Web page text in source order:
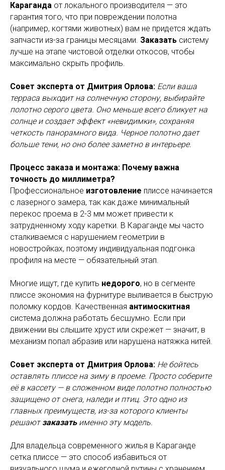
Караганда от локального производителя — это
гарантия того, что при повреждении полотна
(например, когтями животных) вам не придется ждать
запчасти из-за границы месяцами. Заказать систему
лучше на этапе чистовой отделки откосов, чтобы
максимально скрыть профиль.
Совет эксперта от Дмитрия Орлова: Если ваша
терраса выходит на солнечную сторону, выбирайте
полотно серого цвета. Оно меньше всего бликует на
солнце и создает эффект «невидимки», сохраняя
четкость панорамного вида. Черное полотно дает
больше тени, но оно более заметно в интерьере.
Процесс заказа и монтажа: Почему важна
точность до миллиметра?
Профессиональное изготовление плиссе начинается
с лазерного замера, так как даже минимальный
перекос проема в 2-3 мм может привести к
затрудненному ходу каретки. В Караганде мы часто
сталкиваемся с нарушением геометрии в
новостройках, поэтому индивидуальная подгонка
профиля на месте — обязательный этап.
Многие ищут, где купить недорого, но в сегменте
плиссе экономия на фурнитуре выливается в быструю
поломку кордов. Качественная антимоскитная
система должна работать бесшумно. Если при
движении вы слышите хруст или скрежет — значит, в
механизм попал абразив или нарушена натяжка нитей.
Совет эксперта от Дмитрия Орлова: Не бойтесь
оставлять плиссе на зиму в проеме. Просто соберите
её в кассету — в сложенном виде полотно полностью
защищено от снега, наледи и птиц. Это одно из
главных преимуществ, из-за которого клиенты
решаютзаказатьименно эту модель.
Для владельца современного жилья в Караганде
сетка плиссе — это способ избавиться от